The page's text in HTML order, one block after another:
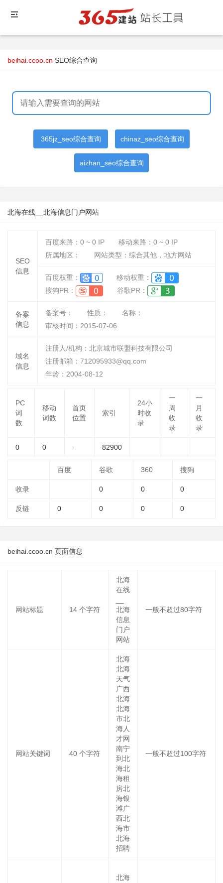
beihai.ccoo.cn SEO综合查询
365jz_seo综合查询 chinaz_seo综合查询
aizhan_seo综合查询
北海在线__北海信息门户网站
SEO
信息
百度来路： 0 ~ 0 IP 移动来路： 0 ~ 0 IP
所属地区：
网站类型：综合其他，地方网站
百度权重：
移动权重：
搜狗PR：
谷歌PR：
备案
信息
备案号： 性质：
名称：
审核时间： 2015-07-06
域名
信息
注册人/机构：北京城市联盟科技有限公司
注册邮箱：712095933@qq.com
年龄：2004-08-12
PC
词
数
移动
词数
首页
位置
索引
24小
时收
录
一
周
收
录
一
月
收
录
0 0 - 82900
百度 谷歌 360 搜狗
收录 0 0 0
反链 0 0 0 0
beihai.ccoo.cn 页面信息
网站标题 14 个字符
北海
在线
北海
信息
门户
网站
一般不超过80字符
网站关键词 40 个字符
北海
北海
天气
广西
北海
北海
市北
海人
才网
南宁
到北
海北
海租
房北
海银
滩广
西北
海市
北海
招聘
一般不超过100字符
北海